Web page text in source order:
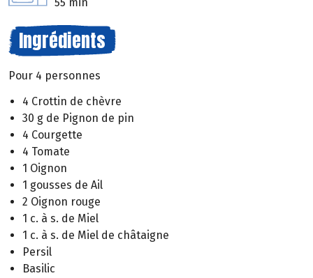
Ingrédients
Pour 4 personnes
4 Crottin de chèvre
30 g de Pignon de pin
4 Courgette
4 Tomate
1 Oignon
1 gousses de Ail
2 Oignon rouge
1 c. à s. de Miel
1 c. à s. de Miel de châtaigne
Persil
Basilic